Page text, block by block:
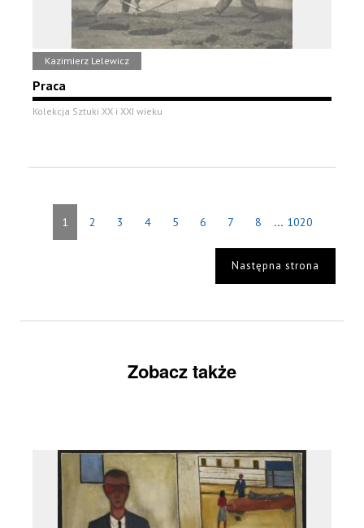
Kazimierz Lelewicz
Praca
Kolekcja Sztuki XX i XXI wieku
1 2 3 4 5 6 7 8 ... 1020
Następna strona
Zobacz także